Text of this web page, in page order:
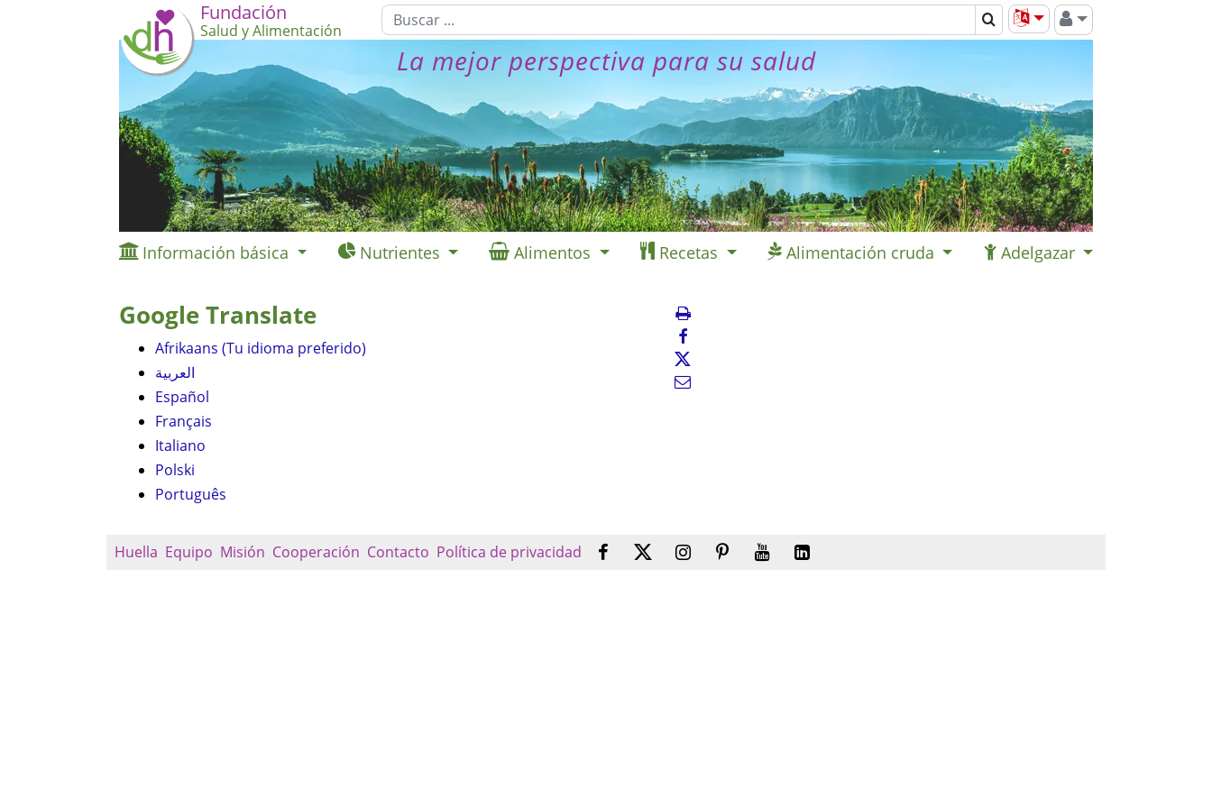
Fundación
Salud y Alimentación
La mejor perspectiva para su salud
Información básica Nutrientes Alimentos Recetas Alimentación cruda Adelgazar
Google Translate
Afrikaans (Tu idioma preferido)
العربية
Español
Français
Italiano
Polski
Português
Huella Equipo Misión Cooperación Contacto Política de privacidad